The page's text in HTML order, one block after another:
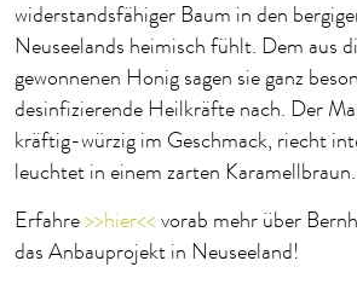
widerstandsfähiger Baum in den
Neuseelands heimisch fühlt. Dem aus
gewonnenen Honig sagen sie ganz
desinfizierende Heilkräfte nach. Der
kräftig-würzig im Geschmack, riecht
leuchtet in einem zarten Karamellbraun.
Erfahre>>hier<<vorab mehr über
das Anbauprojekt in Neuseeland!